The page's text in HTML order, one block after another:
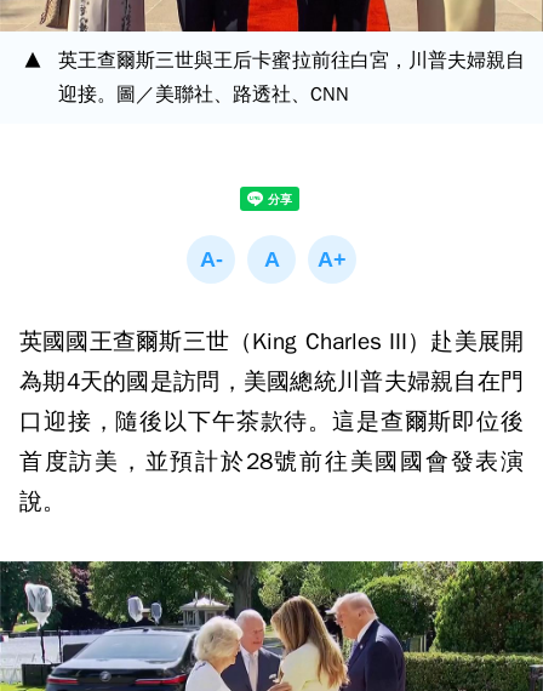
英王查爾斯三世與王后卡蜜拉前往白宮，川普夫婦親自
迎接。圖／美聯社、路透社、CNN
英國國王查爾斯三世（King Charles III）赴美展開
為期4天的國是訪問，美國總統川普夫婦親自在門
口迎接，隨後以下午茶款待。這是查爾斯即位後
首度訪美，並預計於28號前往美國國會發表演
說。